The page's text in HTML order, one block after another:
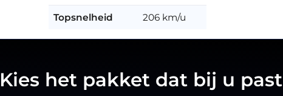
Topsnelheid 206 km/u
Kies het pakket dat bij u past